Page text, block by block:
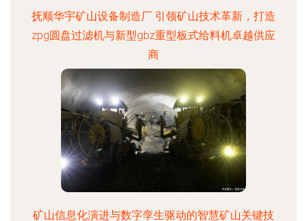
抚顺华宇矿山设备制造厂 引领矿山技术革新，打造
zpg圆盘过滤机与新型gbz重型板式给料机卓越供应
商
矿山信息化演进与数字孪生驱动的智慧矿山关键技